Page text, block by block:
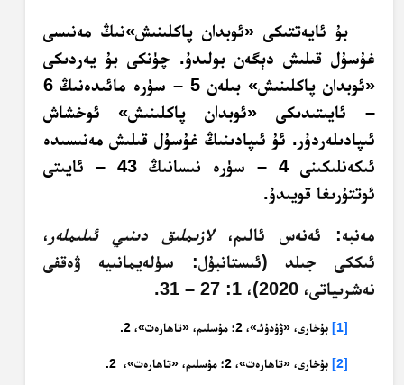
بۇ ئايەتتىكى «ئوبدان پاكلىنىش»نىڭ مەنىسى
غۇسۇل قىلىش دېگەن بولىدۇ. چۈنكى بۇ يەردىكى
«ئوبدان پاكلىنىش» بىلەن 5 – سۈرە مائىدەنىڭ 6
– ئايىتىدىكى «ئوبدان پاكلىنىش» ئوخشاش
ئىپادىلەردۇر. ئۇ ئىپادىنىڭ غۇسۇل قىلىش مەنىسىدە
ئىكەنلىكىنى 4 – سۈرە نىسانىڭ 43 – ئايىتى
ئوتتۇرىغا قويىدۇ.
مەنبە: ئەنەس ئالىم،لازىملىق دىنىي ئىلىملەر ،
ئىككى جىلد (ئىستانبۇل: سۈلەيمانىيە ۋەقفى
نەشرىياتى، 2020)، 1: 27 – 31.
[1] بۇخارى، «ۋۇدۇئـ»، 2؛ مۇسلىم، «تاھارەت»، 2.
[2] بۇخارى، «تاھارەت»، 2؛ مۇسلىم، «تاھارەت»، 2.